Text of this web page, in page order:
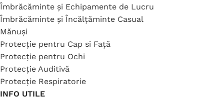
Îmbrăcăminte și Echipamente de Lucru
Îmbrăcăminte și Încălțăminte Casual
Mănuși
Protecție pentru Cap si Față
Protecție pentru Ochi
Protecție Auditivă
Protecție Respiratorie
INFO UTILE